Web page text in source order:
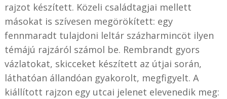
rajzot készített. Közeli családtagjai mellett
másokat is szívesen megörökített: egy
fennmaradt tulajdoni leltár százharmincöt ilyen
témájú rajzáról számol be. Rembrandt gyors
vázlatokat, skicceket készített az útjai során,
láthatóan állandóan gyakorolt, megfigyelt. A
kiállított rajzon egy utcai jelenet elevenedik meg: